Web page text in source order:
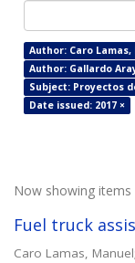
Author: Caro Lamas,
Author: Gallardo
Subject: Proyectos
Date issued: 2017 ×
Now showing items
Fuel truck
Caro Lamas, Manuel